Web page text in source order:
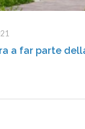
a far parte